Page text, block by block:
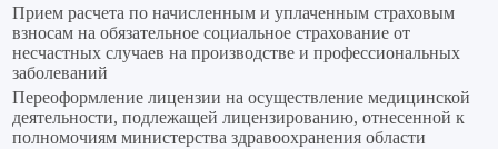
Прием расчета по начисленным и уплаченным страховым
взносам на обязательное социальное страхование от
несчастных случаев на производстве и профессиональных
заболеваний
Переоформление лицензии на осуществление медицинской
деятельности, подлежащей лицензированию, отнесенной к
полномочиям министерства здравоохранения области